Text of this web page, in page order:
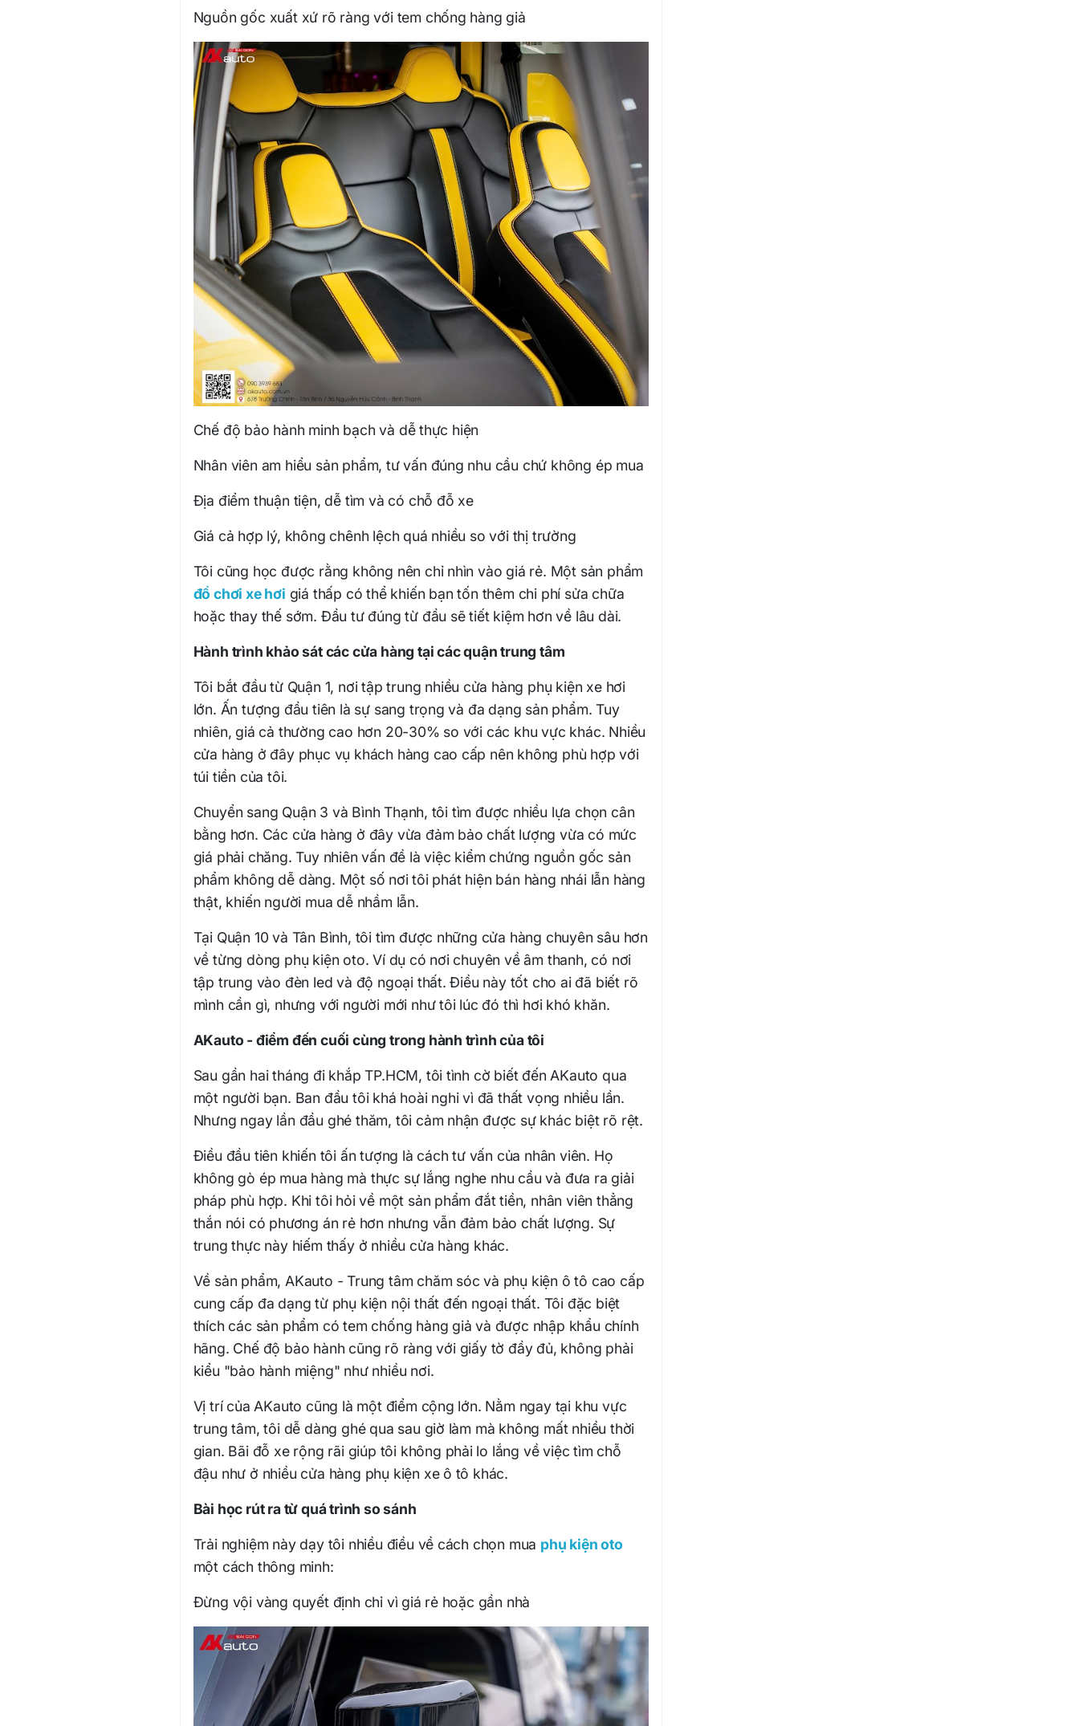
Nguồn gốc xuất xứ rõ ràng với tem chống hàng giả
Chế độ bảo hành minh bạch và dễ thực hiện
Nhân viên am hiểu sản phẩm, tư vấn đúng nhu cầu chứ không ép mua
Địa điểm thuận tiện, dễ tìm và có chỗ đỗ xe
Giá cả hợp lý, không chênh lệch quá nhiều so với thị trường
Tôi cũng học được rằng không nên chỉ nhìn vào giá rẻ. Một sản phẩm
đồ chơi xe hơi giá thấp có thể khiến bạn tốn thêm chi phí sửa chữa
hoặc thay thế sớm. Đầu tư đúng từ đầu sẽ tiết kiệm hơn về lâu dài.
Hành trình khảo sát các cửa hàng tại các quận trung tâm
Tôi bắt đầu từ Quận 1, nơi tập trung nhiều cửa hàng phụ kiện xe hơi
lớn. Ấn tượng đầu tiên là sự sang trọng và đa dạng sản phẩm. Tuy
nhiên, giá cả thường cao hơn 20-30% so với các khu vực khác. Nhiều
cửa hàng ở đây phục vụ khách hàng cao cấp nên không phù hợp với
túi tiền của tôi.
Chuyển sang Quận 3 và Bình Thạnh, tôi tìm được nhiều lựa chọn cân
bằng hơn. Các cửa hàng ở đây vừa đảm bảo chất lượng vừa có mức
giá phải chăng. Tuy nhiên vấn đề là việc kiểm chứng nguồn gốc sản
phẩm không dễ dàng. Một số nơi tôi phát hiện bán hàng nhái lẫn hàng
thật, khiến người mua dễ nhầm lẫn.
Tại Quận 10 và Tân Bình, tôi tìm được những cửa hàng chuyên sâu hơn
về từng dòng phụ kiện oto. Ví dụ có nơi chuyên về âm thanh, có nơi
tập trung vào đèn led và độ ngoại thất. Điều này tốt cho ai đã biết rõ
mình cần gì, nhưng với người mới như tôi lúc đó thì hơi khó khăn.
AKauto - điểm đến cuối cùng trong hành trình của tôi
Sau gần hai tháng đi khắp TP.HCM, tôi tình cờ biết đến AKauto qua
một người bạn. Ban đầu tôi khá hoài nghi vì đã thất vọng nhiều lần.
Nhưng ngay lần đầu ghé thăm, tôi cảm nhận được sự khác biệt rõ rệt.
Điều đầu tiên khiến tôi ấn tượng là cách tư vấn của nhân viên. Họ
không gò ép mua hàng mà thực sự lắng nghe nhu cầu và đưa ra giải
pháp phù hợp. Khi tôi hỏi về một sản phẩm đắt tiền, nhân viên thẳng
thắn nói có phương án rẻ hơn nhưng vẫn đảm bảo chất lượng. Sự
trung thực này hiếm thấy ở nhiều cửa hàng khác.
Về sản phẩm, AKauto - Trung tâm chăm sóc và phụ kiện ô tô cao cấp
cung cấp đa dạng từ phụ kiện nội thất đến ngoại thất. Tôi đặc biệt
thích các sản phẩm có tem chống hàng giả và được nhập khẩu chính
hãng. Chế độ bảo hành cũng rõ ràng với giấy tờ đầy đủ, không phải
kiểu "bảo hành miệng" như nhiều nơi.
Vị trí của AKauto cũng là một điểm cộng lớn. Nằm ngay tại khu vực
trung tâm, tôi dễ dàng ghé qua sau giờ làm mà không mất nhiều thời
gian. Bãi đỗ xe rộng rãi giúp tôi không phải lo lắng về việc tìm chỗ
đậu như ở nhiều cửa hàng phụ kiện xe ô tô khác.
Bài học rút ra từ quá trình so sánh
Trải nghiệm này dạy tôi nhiều điều về cách chọn mua phụ kiện oto
một cách thông minh:
Đừng vội vàng quyết định chỉ vì giá rẻ hoặc gần nhà